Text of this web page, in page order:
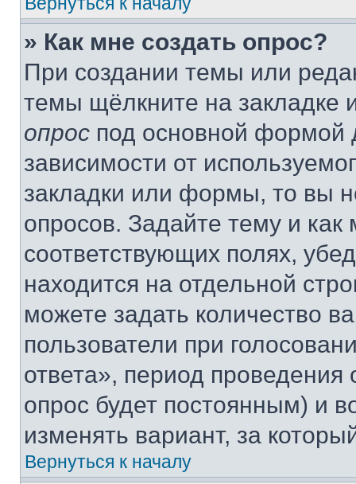
» Как мне создать опрос?
При создании темы или
темы щёлкните на
опрос под основной формой
зависимости от
закладки или формы, то вы
опросов. Задайте тему и
соответствующих полях,
находится на отдельной
можете задать количество
пользователи при
ответа», период проведения
опрос будет постоянным) и
изменять вариант, за
Вернуться к началу